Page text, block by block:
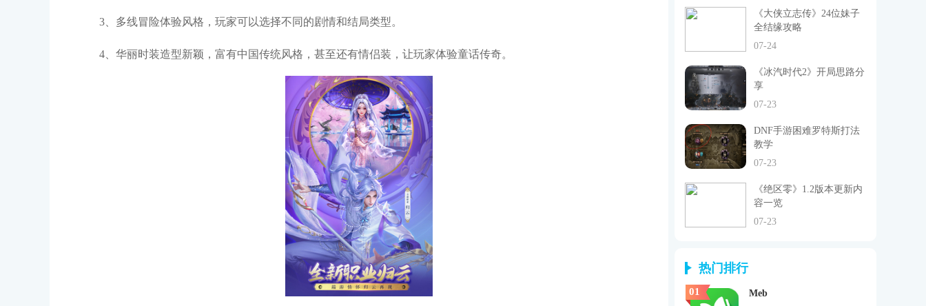
3、多线冒险体验风格，玩家可以选择不同的剧情和结局类型。
4、华丽时装造型新颖，富有中国传统风格，甚至还有情侣装，让玩家体验童话传奇。
《大侠立志传》24位妹子
全结缘攻略
07-24
《冰汽时代2》开局思路分
享
07-23
DNF手游困难罗特斯打法
教学
07-23
《绝区零》1.2版本更新内
容一览
07-23
热门排行
Meb
01